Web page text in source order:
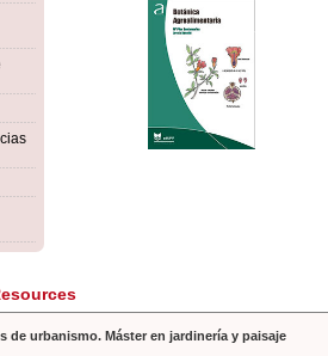
de urbanismo. Máster en jardinería y paisaje